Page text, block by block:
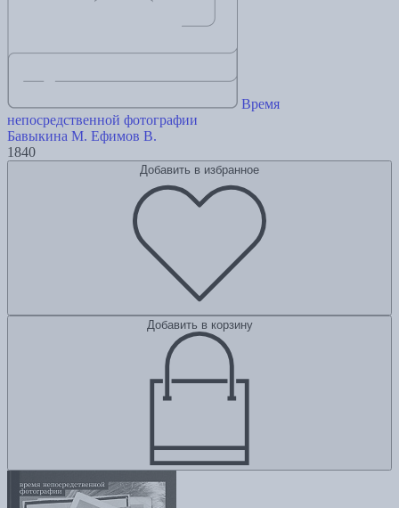
Время
непосредственной фотографии
Бавыкина М. Ефимов В.
1840
Добавить в избранное
Добавить в корзину